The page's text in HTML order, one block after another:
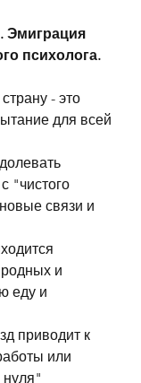
Эмиграция
психолога.
- это
для всей
"чистого
связи и
и
еду и
приводит к
или
нуля"